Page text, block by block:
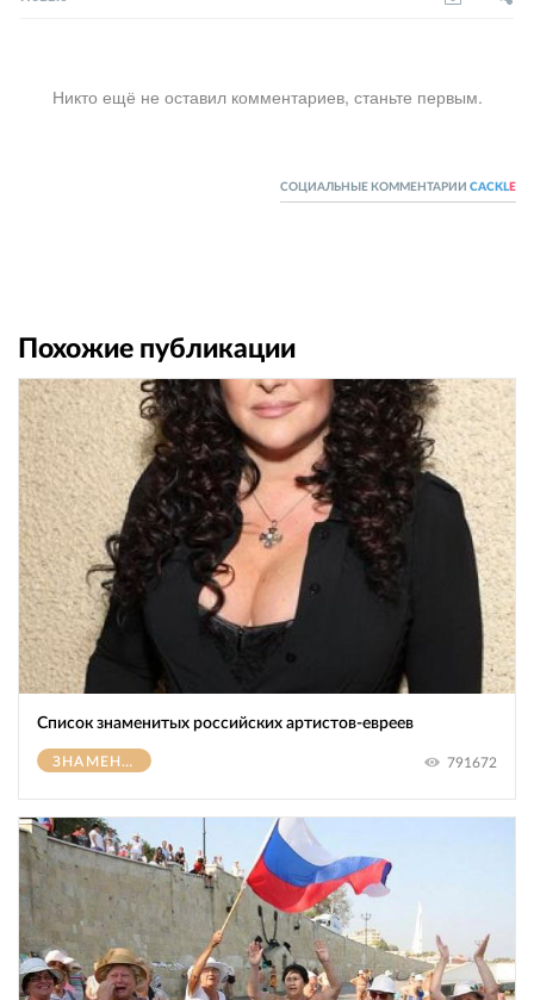
Никто ещё не оставил комментариев, станьте первым.
СОЦИАЛЬНЫЕ КОММЕНТАРИИ CACKL E
Похожие публикации
Список знаменитых российских артистов-евреев
ЗНАМЕНИТОСТИ 791672